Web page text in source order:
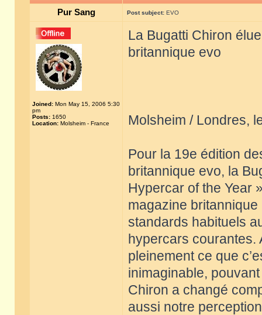
Pur Sang Post subject: EVO
Joined: Mon May 15, 2006 5:30
pm
Posts: 1650
Location: Molsheim - France
La Bugatti Chiron
britannique evo
Molsheim / Londres,
Pour la 19e édition
britannique evo, la
Hypercar of the Year
magazine britannique
standards habituels
hypercars courantes.
pleinement ce que
inimaginable,
Chiron a changé
aussi notre